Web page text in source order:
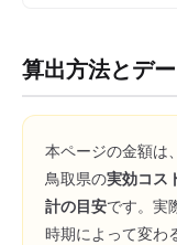
算出方法とデ
本ページの金額は
鳥取県の実効コス
計の目安です。実
時期によって変わ